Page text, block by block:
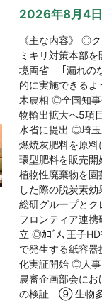
2026年8月4日
《主な内容》 ◎
ミキリ対策本部
境両省 ｢漏れの
的に実施できるよ
木農相 ◎全国知
物輸出拡大へ5項
水省に提出 ◎埼
燃焼灰肥料を原料
環型肥料を販売
植物性廃棄物を園
した際の脱炭素
総研グループとク
フロンティア連携
立 ◎ｶｺﾞﾒ､王子
で発生する紙容器
化実証開始 ◎人
農審企画部会にお
の検証 ⑨ 生物